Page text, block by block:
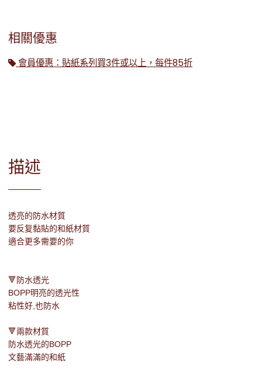
相關優惠
會員優惠：貼紙系列買3件或以上，每件85折
描述
透亮的防水材質
要反复黏貼的和紙材質
適合更多需要的你
🔻防水透光
BOPP明亮的透光性
粘性好,也防水
🔻兩款材質
防水透光的BOPP
文藝滿滿的和紙